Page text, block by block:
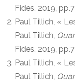
Fides, 2019,
Paul Tillich, «
Paul Tillich,
Fides, 2019,
Paul Tillich, «
Paul Tillich,